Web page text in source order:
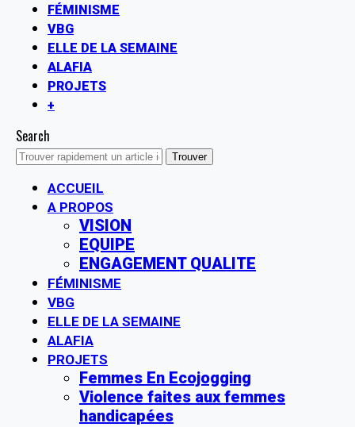
FÉMINISME
VBG
ELLE DE LA SEMAINE
ALAFIA
PROJETS
+
Search
ACCUEIL
A PROPOS
VISION
EQUIPE
ENGAGEMENT QUALITE
FÉMINISME
VBG
ELLE DE LA SEMAINE
ALAFIA
PROJETS
Femmes En Ecojogging
Violence faites aux femmes
handicapées